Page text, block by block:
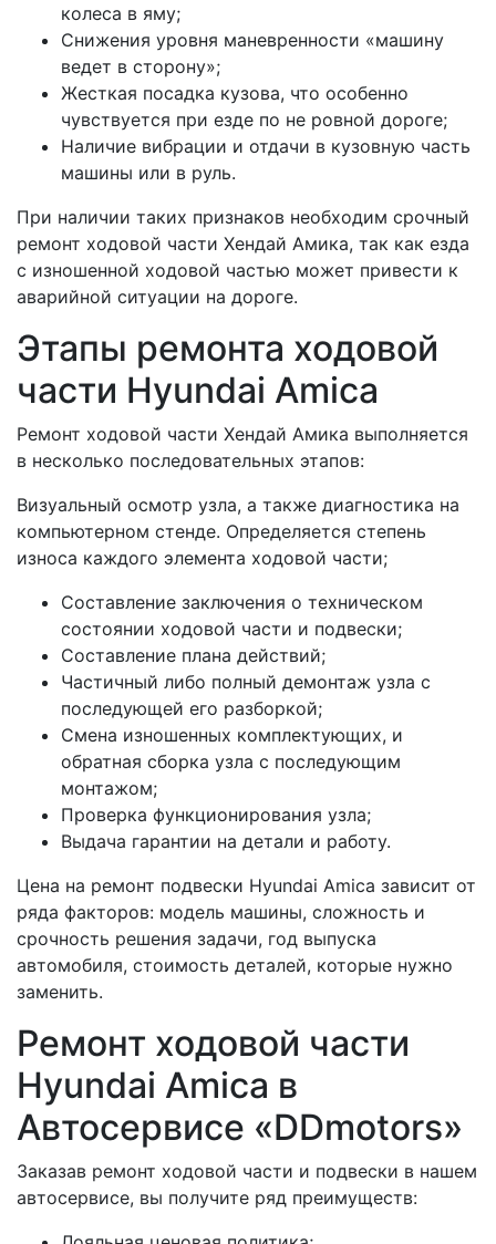
колеса в яму;
Снижения уровня маневренности «машину
ведет в сторону»;
Жесткая посадка кузова, что особенно
чувствуется при езде по не ровной дороге;
Наличие вибрации и отдачи в кузовную часть
машины или в руль.
При наличии таких признаков необходим срочный
ремонт ходовой части Хендай Амика, так как езда
с изношенной ходовой частью может привести к
аварийной ситуации на дороге.
Этапы ремонта ходовой
части Hyundai Amica
Ремонт ходовой части Хендай Амика выполняется
в несколько последовательных этапов:
Визуальный осмотр узла, а также диагностика на
компьютерном стенде. Определяется степень
износа каждого элемента ходовой части;
Составление заключения о техническом
состоянии ходовой части и подвески;
Составление плана действий;
Частичный либо полный демонтаж узла с
последующей его разборкой;
Смена изношенных комплектующих, и
обратная сборка узла с последующим
монтажом;
Проверка функционирования узла;
Выдача гарантии на детали и работу.
Цена на ремонт подвески Hyundai Amica зависит от
ряда факторов: модель машины, сложность и
срочность решения задачи, год выпуска
автомобиля, стоимость деталей, которые нужно
заменить.
Ремонт ходовой части
Hyundai Amica в
Автосервисе «DDmotors»
Заказав ремонт ходовой части и подвески в нашем
автосервисе, вы получите ряд преимуществ: